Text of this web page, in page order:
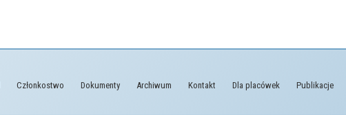
Członkostwo Dokumenty Archiwum Kontakt Dla placówek Publikacje